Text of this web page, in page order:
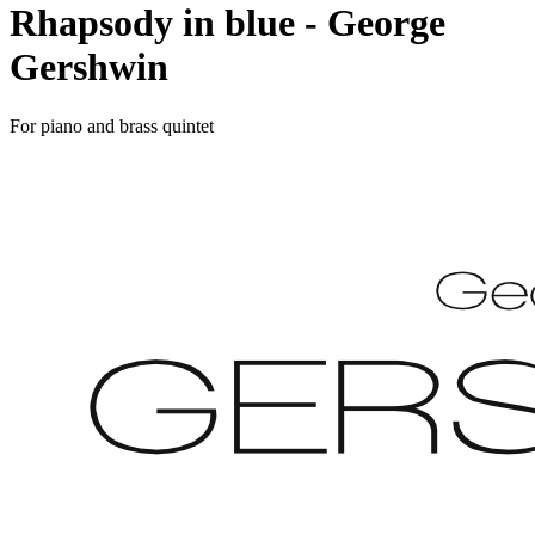
Rhapsody in blue - George
Gershwin
For piano and brass quintet